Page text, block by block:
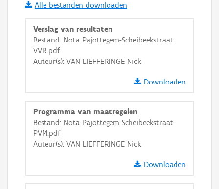
i
+
Basis Lagen
OSM-Basiskaart
GRB-Basiskaart
Alle bestanden downloaden
Verslag van resultaten
Bestand: Nota Pajottegem-Scheibeekstraat
VVR.pdf
Auteur(s): VAN LIEFFERINGE Nick
Downloaden
Programma van maatregelen
Bestand: Nota Pajottegem-Scheibeekstraat
PVM.pdf
Auteur(s): VAN LIEFFERINGE Nick
Downloaden